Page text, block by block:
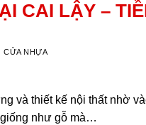
CAI LẬY –
CỬA NHỰA
và thiết kế nội thất nhờ
giống như gỗ mà…